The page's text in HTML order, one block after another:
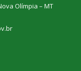
Olímpia – MT